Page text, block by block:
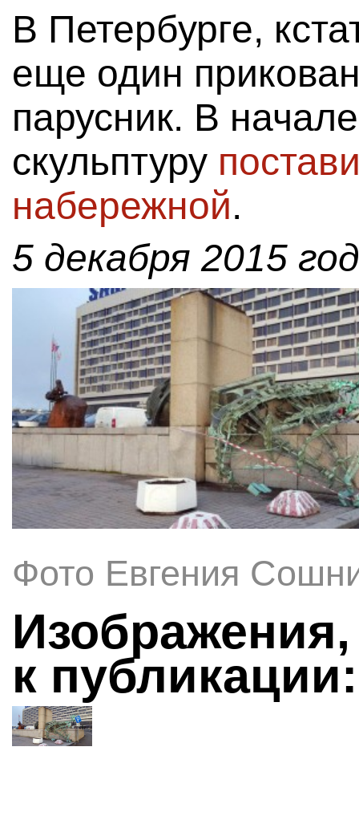
В Петербурге,
еще один
парусник. В
скульптуру
набережной.
5 декабря 2015
Фото Евгения
к публикации: